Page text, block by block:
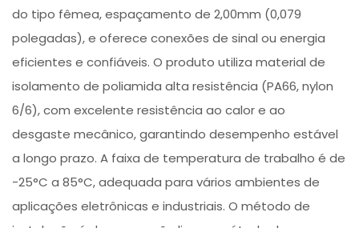
do tipo fêmea, espaçamento de 2,00mm (0,079
polegadas), e oferece conexões de sinal ou energia
eficientes e confiáveis. O produto utiliza material de
isolamento de poliamida alta resistência (PA66, nylon
6/6), com excelente resistência ao calor e ao
desgaste mecânico, garantindo desempenho estável
a longo prazo. A faixa de temperatura de trabalho é de
-25°C a 85°C, adequada para vários ambientes de
aplicações eletrônicas e industriais. O método de